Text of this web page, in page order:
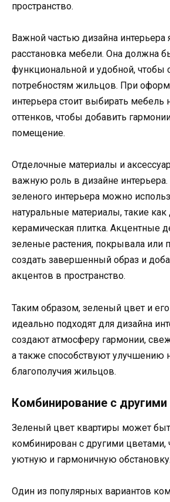
пространство.
Важной частью дизайна интерьера
расстановка мебели. Она должна
функциональной и удобной, чтобы
потребностям жильцов. При
интерьера стоит выбирать мебель
оттенков, чтобы добавить
помещение.
Отделочные материалы и
важную роль в дизайне
зеленого интерьера можно
натуральные материалы, такие
керамическая плитка. Акцентные
зеленые растения, покрывала или
создать завершенный образ и
акцентов в пространство.
Таким образом, зеленый цвет и его
идеально подходят для дизайна
создают атмосферу гармонии,
а также способствуют улучшению
благополучия жильцов.
Комбинирование с
Зеленый цвет квартиры может
комбинирован с другими цветами,
уютную и гармоничную обстановку.
Один из популярных вариантов